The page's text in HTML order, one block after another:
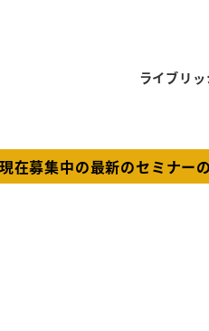
ライブリ
現在募集中の最新のセミナー